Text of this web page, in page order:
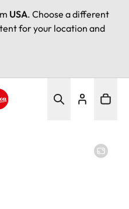
USA. Choose a different
for your location and